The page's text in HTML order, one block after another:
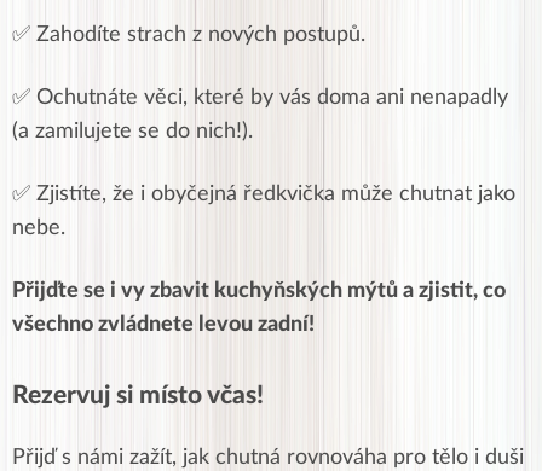
✅ Zahodíte strach z nových postupů.
✅ Ochutnáte věci, které by vás doma ani nenapadly
(a zamilujete se do nich!).
✅ Zjistíte, že i obyčejná ředkvička může chutnat jako
nebe.
Přijďte se i vy zbavit kuchyňských mýtů a zjistit, co
všechno zvládnete levou zadní!
Rezervuj si místo včas!
Přijď s námi zažít, jak chutná rovnováha pro tělo i duši